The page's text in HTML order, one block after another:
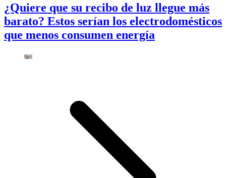
¿Quiere que su recibo de luz llegue más
barato? Estos serían los electrodomésticos
que menos consumen energía